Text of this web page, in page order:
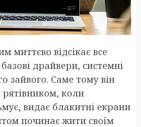
миттєво відсікає все
драйвери, системні
зайвого. Саме тому він
рятівником, коли
видає блакитні екрани
починає жити своїм